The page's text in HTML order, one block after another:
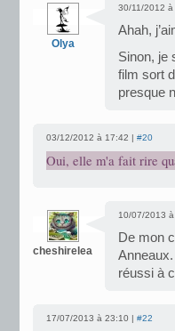
Olya
30/11/2012 à
Ahah,
Sinon, je
film sort
presque
03/12/2012 à 17:42 | #20
Oui, elle m'a fait rire
cheshirelea
10/07/2013
De mon
réussi à
17/07/2013 à 23:10 | #22